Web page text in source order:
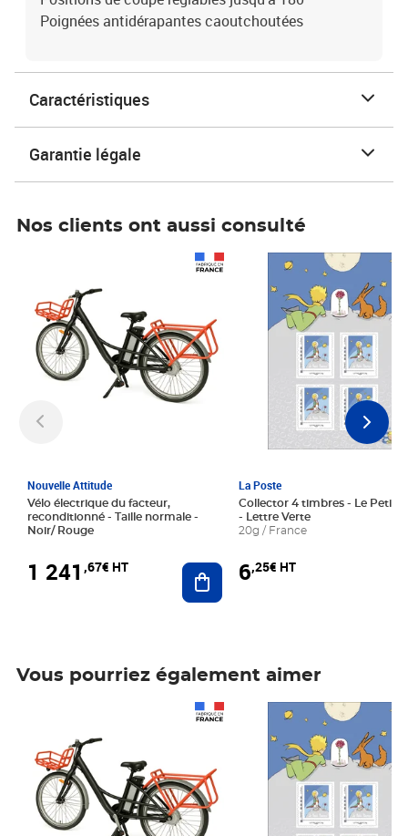
Poignées antidérapantes caoutchoutées
Caractéristiques
Garantie légale
Nos clients ont aussi consulté
Nouvelle Attitude
Vélo électrique du facteur,
reconditionné - Taille normale -
Noir/ Rouge
1 241 ,67€ HT Ajouter au panier
La Poste
Collector 4 timbres - Le Petit
- Lettre Verte
20g / France
6,25€ HT
Prix 6,25€ HT
Vous pourriez également aimer
Prix 6,25€ HT